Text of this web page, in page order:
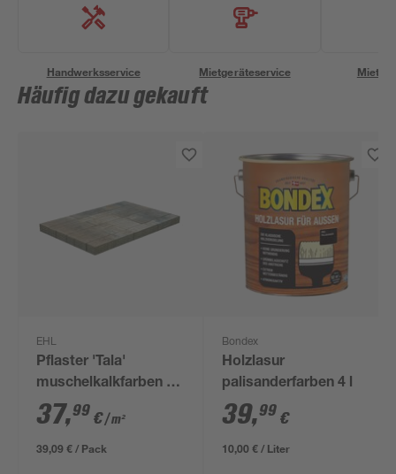
Handwerksservice Mietgeräteservice
Häufig dazu gekauft
EHL
Pflaster 'Tala'
muschelkalkfarben 8
cm
37,99 €/ m²
39,09 € / Pack
Bondex
Holzlasur
palisanderfarben 4 l
39,99 €
10,00 € / Liter